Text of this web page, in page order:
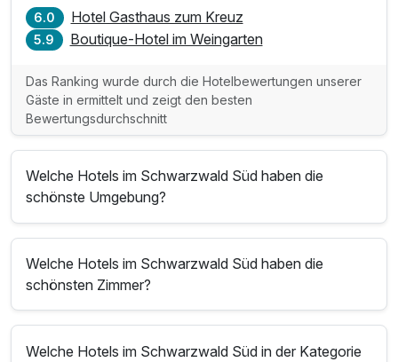
6.0 Hotel Gasthaus zum Kreuz
5.9 Boutique-Hotel im Weingarten
Das Ranking wurde durch die Hotelbewertungen unserer
Gäste in ermittelt und zeigt den besten
Bewertungsdurchschnitt
Welche Hotels im Schwarzwald Süd haben die
schönste Umgebung?
Welche Hotels im Schwarzwald Süd haben die
schönsten Zimmer?
Welche Hotels im Schwarzwald Süd in der Kategorie